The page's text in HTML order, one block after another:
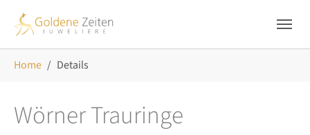
Home Details
Wörner Trauringe